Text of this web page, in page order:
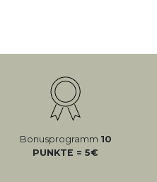
Bonusprogramm 10
PUNKTE = 5